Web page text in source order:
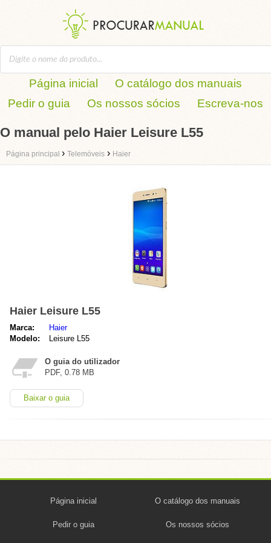
Página inicial
O catálogo dos manuais
Pedir o guia
Os nossos sócios Escreva-nos
O manual pelo Haier Leisure L55
Página principal › Telemóveis › Haier
Haier Leisure L55
Marca:
Haier
Modelo:
Leisure L55
O guia do utilizador
PDF, 0.78 MB
Baixar o guia
Página inicial O catálogo dos manuais
Pedir o guia Os nossos sócios